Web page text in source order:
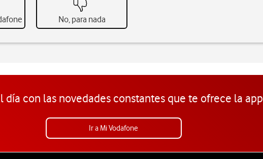
No, para nada
día con las novedades constantes que te ofrece la app
Ir a Mi Vodafone